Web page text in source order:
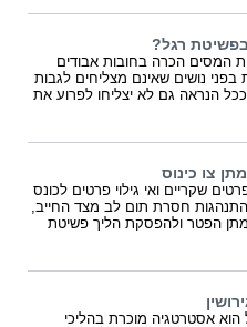
רגל?
המסים הכרה בחובות אבודים
נושים שאינם מצליחים לגבות
הנראה גם לא יצליחו לפרוע את
צו כינוס
שקריים ואי גילוי פרטים לכונס
חסרת תום לב מצד החייב,
הפטר ולהפסקת הליך פשיטת
הוא אסטרטגיה מוכרת בהליכי